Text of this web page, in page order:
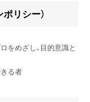
リシー）
をめざし、目的意識と
る者